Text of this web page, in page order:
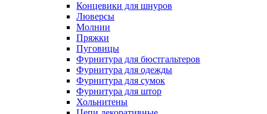
Концевики для шнуров
Люверсы
Молнии
Пряжки
Пуговицы
Фурнитура для бюстгальтеров
Фурнитура для одежды
Фурнитура для сумок
Фурнитура для штор
Хольнитены